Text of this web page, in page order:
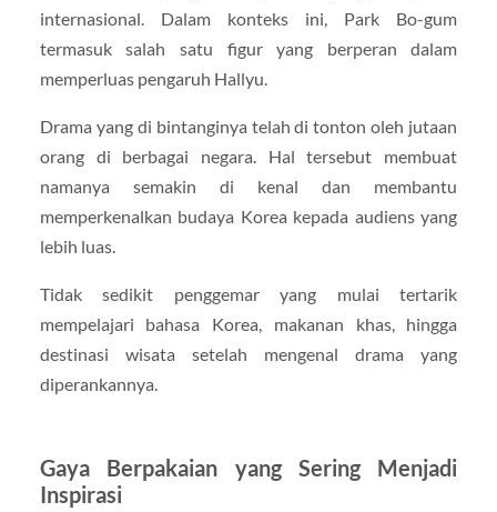
internasional. Dalam konteks ini, Park Bo-gum
termasuk salah satu figur yang berperan dalam
memperluas pengaruh Hallyu.
Drama yang di bintanginya telah di tonton oleh jutaan
orang di berbagai negara. Hal tersebut membuat
namanya semakin di kenal dan membantu
memperkenalkan budaya Korea kepada audiens yang
lebih luas.
Tidak sedikit penggemar yang mulai tertarik
mempelajari bahasa Korea, makanan khas, hingga
destinasi wisata setelah mengenal drama yang
diperankannya.
Gaya Berpakaian yang Sering Menjadi
Inspirasi